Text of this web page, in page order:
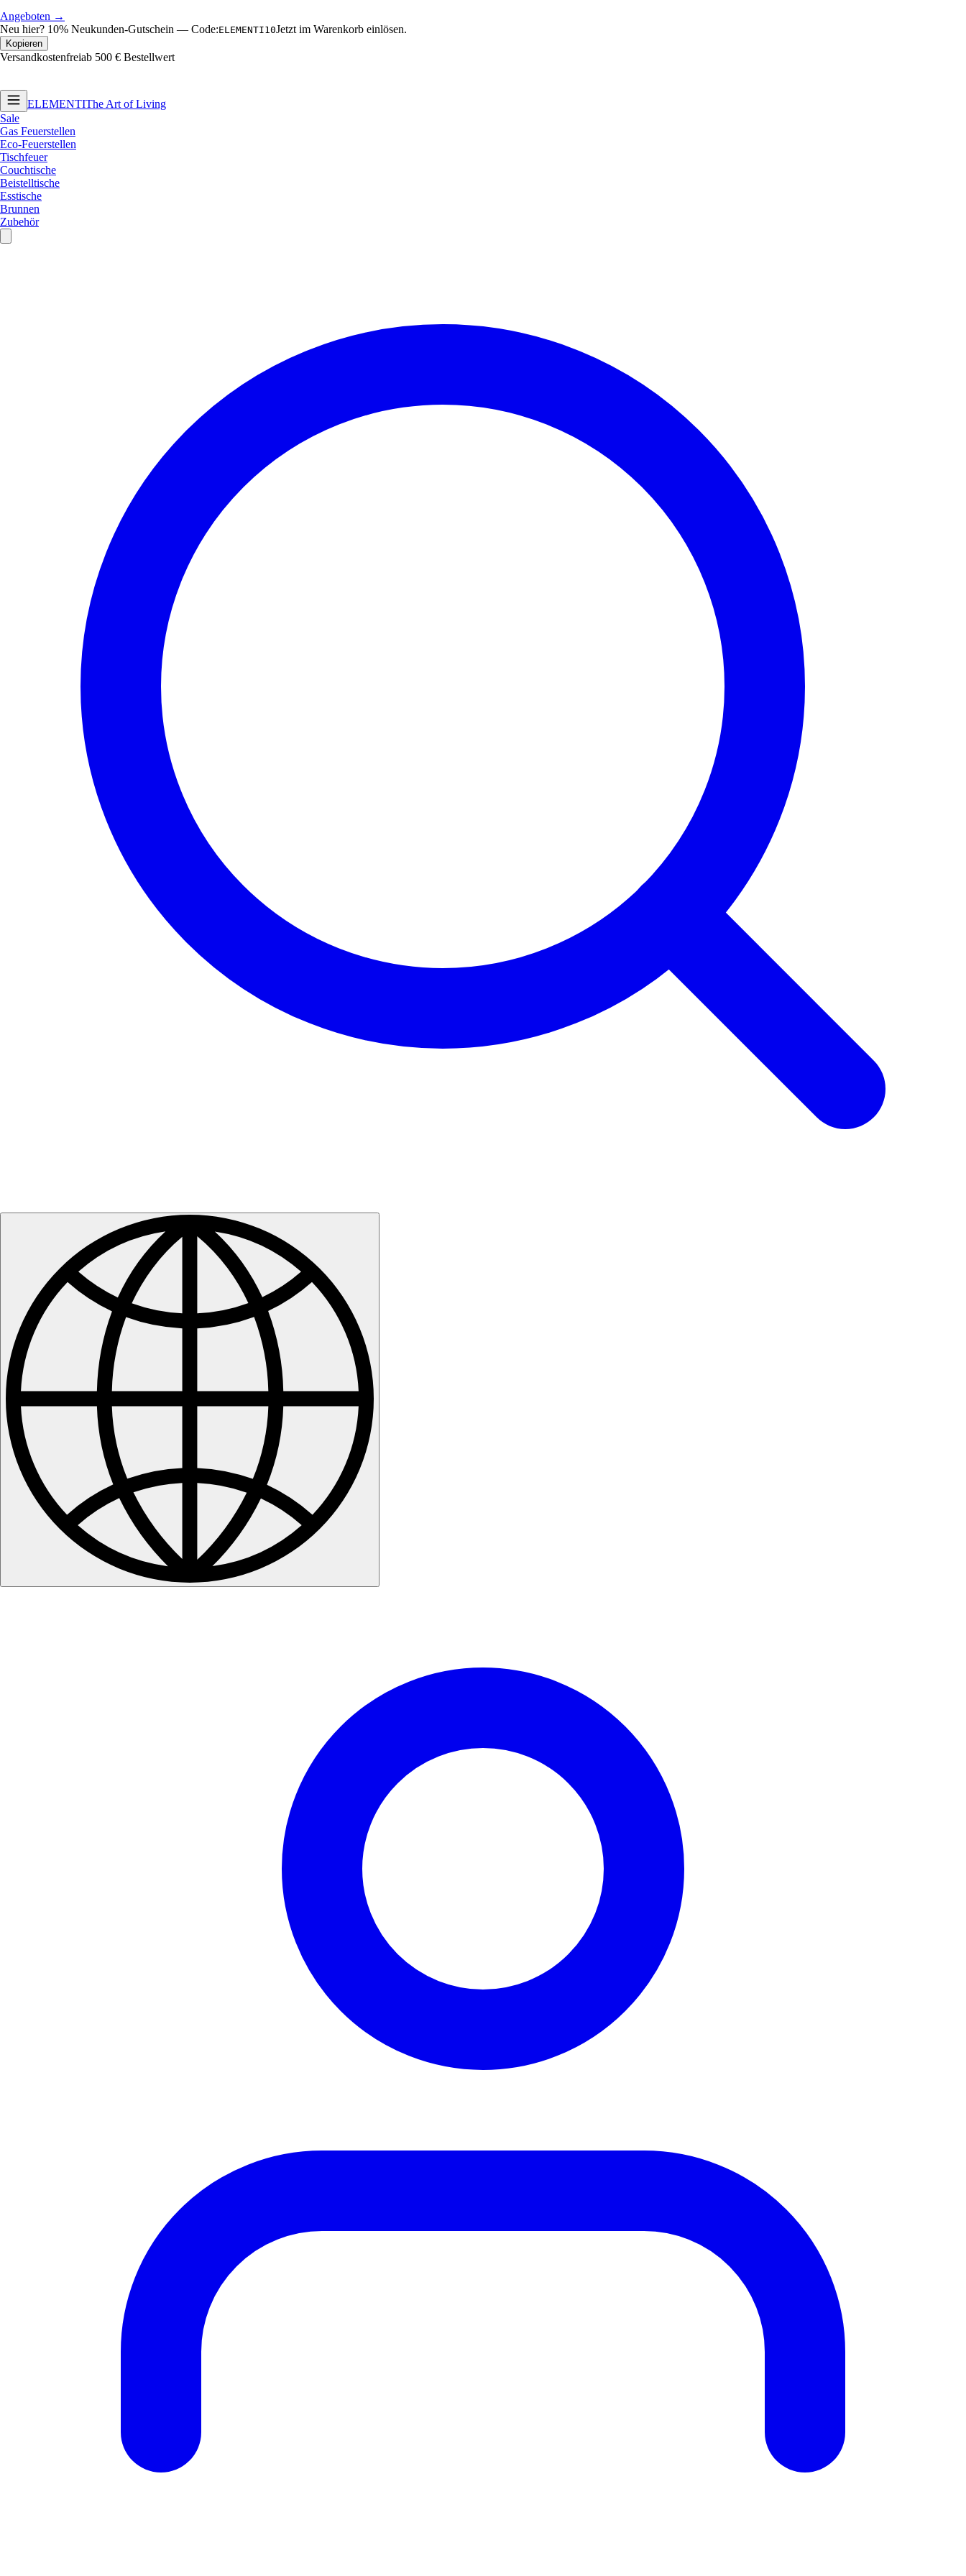
Angeboten →
Neu hier? 10% Neukunden-Gutschein — Code:ELEMENTI10Jetzt im Warenkorb einlösen.
Kopieren
Versandkostenfreiab 500 € Bestellwert
ELEMENTIThe Art of Living
Sale
Gas Feuerstellen
Eco-Feuerstellen
Tischfeuer
Couchtische
Beistelltische
Esstische
Brunnen
Zubehör